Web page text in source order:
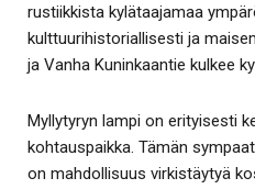
rustiikkista kylätaajamaa
kulttuurihistoriallisesti ja
ja Vanha Kuninkaantie kulkee
Myllytyryn lampi on erityisesti
kohtauspaikka. Tämän
on mahdollisuus virkistäytyä